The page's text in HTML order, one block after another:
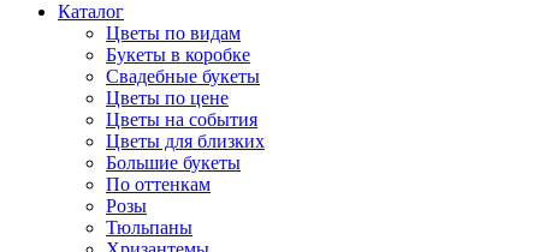
Каталог
Цветы по видам
Букеты в коробке
Свадебные букеты
Цветы по цене
Цветы на события
Цветы для близких
Большие букеты
По оттенкам
Розы
Тюльпаны